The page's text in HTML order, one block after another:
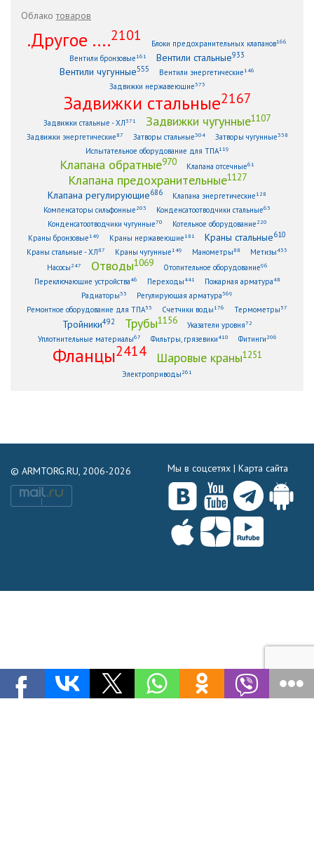
Облакотоваров
.Другое ....2101
Блоки предохранительных клапанов166
Вентили бронзовые161 Вентили стальные933
Вентили чугунные555 Вентили энергетические146
Задвижки нержавеющие373
Задвижки стальные2167
Задвижки стальные - ХЛ371 Задвижки чугунные1107
Задвижки энергетические87 Затворы стальные304 Затворы чугунные338
Испытательное оборудование для ТПА119
Клапана обратные970 Клапана отсечные61
Клапана предохранительные1127
Клапана регулирующие686 Клапана энергетические128
Компенсаторы сильфонные203 Конденсатоотводчики стальные63
Конденсатоотводчики чугунные70 Котельное оборудование220
Краны бронзовые149 Краны нержавеющие181 Краны стальные610
Краны стальные - ХЛ87 Краны чугунные149 Манометры88 Метизы433
Насосы247 Отводы1069 Отопительное оборудование96
Переключающие устройства46 Переходы441 Пожарная арматура48
Радиаторы33 Регулирующая арматура369
Ремонтное оборудование для ТПА53 Счетчики воды176 Термометры 57
Тройники492 Трубы1156 Указатели уровня72
Уплотнительные материалы67 Фильтры, грязевики410 Фитинги206
Фланцы2414 Шаровые краны1251
Электроприводы261
© ARMTORG.RU, 2006-2026 Мы в соцсетях | Карта сайта